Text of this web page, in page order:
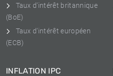
Taux d'intérêt britannique
(BoE)
Taux d'intérêt européen
(ECB)
INFLATION IPC